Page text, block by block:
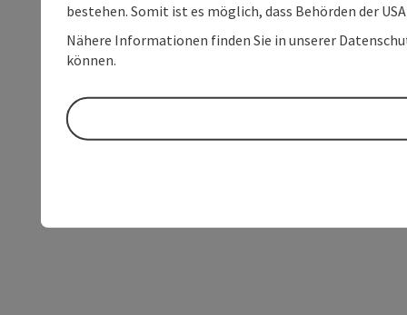
bestehen. Somit ist es möglich, dass Behörden der
Nähere Informationen finden Sie in unserer
können.